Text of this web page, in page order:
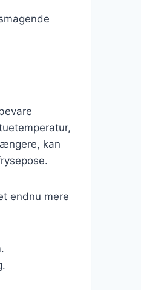
kan
endnu mere